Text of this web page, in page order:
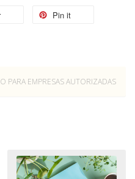
Pin it
PARA EMPRESAS AUTORIZADAS